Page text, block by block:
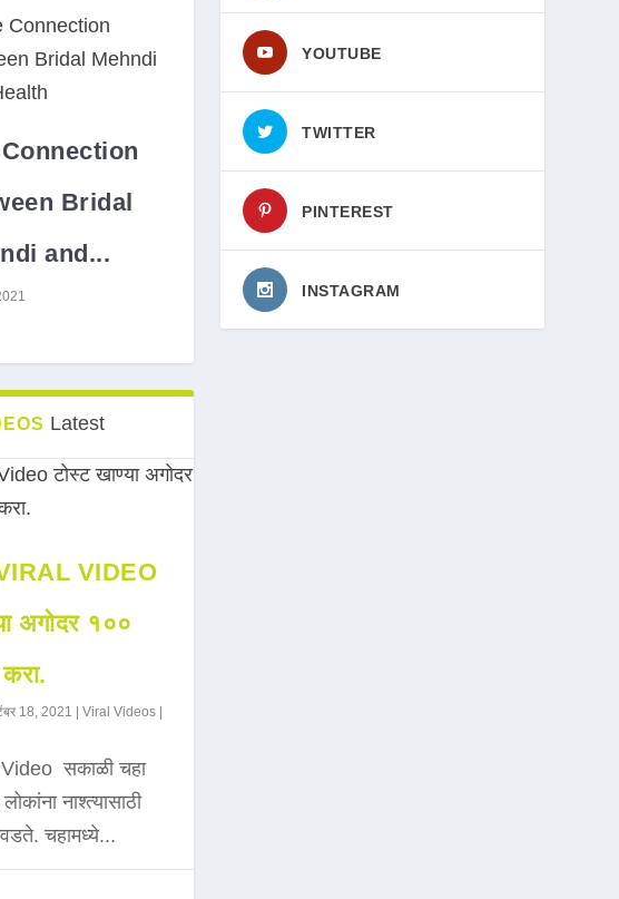
Bridal
and...
Latest
VIDEO
अगोदर १००
18, 2021 | Viral Videos|
सकाळी चहा
नाश्त्यासाठी
चहामध्ये...
YOUTUBE
TWITTER
PINTEREST
INSTAGRAM